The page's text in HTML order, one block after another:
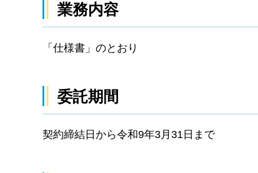
業務内容
「仕様書」のとおり
委託期間
契約締結日から令和9年3月31日まで